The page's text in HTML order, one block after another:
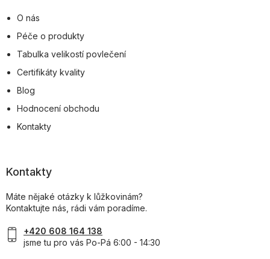
O nás
Péče o produkty
Tabulka velikostí povlečení
Certifikáty kvality
Blog
Hodnocení obchodu
Kontakty
Kontakty
Máte nějaké otázky k lůžkovinám?
Kontaktujte nás, rádi vám poradíme.
+420 608 164 138
jsme tu pro vás Po-Pá 6:00 - 14:30